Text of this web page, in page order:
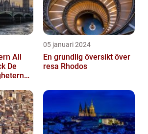
All
De
05 januari 2024
En grundlig översikt över
resa Rhodos